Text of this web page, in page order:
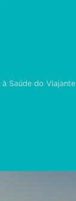
Saúde do Viajante